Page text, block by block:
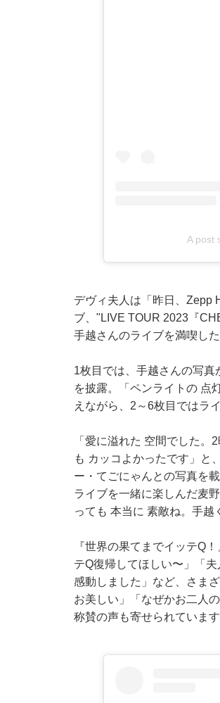
A post
デヴィ夫人は「昨日、Zepp
ブ、"LIVE TOUR 2023『
手越さんのライブを満喫し
1枚目では、手越さんの写真
を披露。「ペンライトの 点
えながら、2～6枚目ではラ
「愛に溢れた 空間でした
も カッコよかったです」と
ー・てごにゃんとの写真を
ライブを一緒に楽しんだ麦
っても 本当に 素敵ね。手越
『世界の果てまでイッテQ
テQ復帰してほしい〜」「
感動しました」など、さま
お美しい」「なぜかお二人
称賛の声も寄せられています